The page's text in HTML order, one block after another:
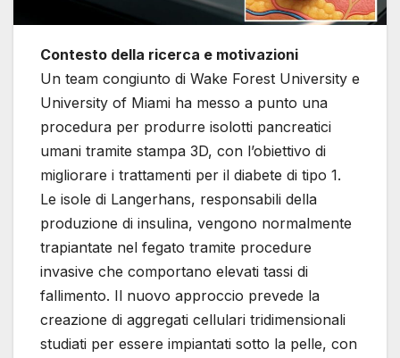
Contesto della ricerca e motivazioni
Un team congiunto di Wake Forest University e
University of Miami ha messo a punto una
procedura per produrre isolotti pancreatici
umani tramite stampa 3D, con l’obiettivo di
migliorare i trattamenti per il diabete di tipo 1.
Le isole di Langerhans, responsabili della
produzione di insulina, vengono normalmente
trapiantate nel fegato tramite procedure
invasive che comportano elevati tassi di
fallimento. Il nuovo approccio prevede la
creazione di aggregati cellulari tridimensionali
studiati per essere impiantati sotto la pelle, con